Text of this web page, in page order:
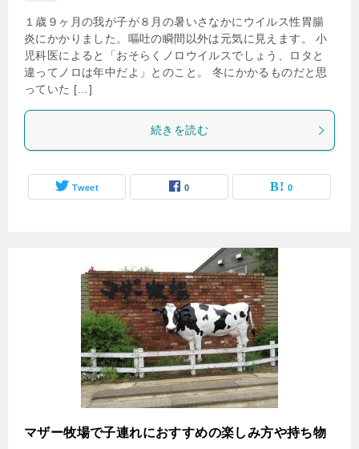
１歳９ヶ月の我が子が８月の暑いさなかにウイルス性胃腸
炎にかかりました。嘔吐の瞬間以外は元気に見えます。 小
児科医によると「おそらくノロウイルスでしょう、ロタと
違ってノロは年中だよ」とのこと。 冬にかかるものだと思
っていた […]
続きを読む
Tweet 0 0
マザー牧場で子連れにおすすめの楽しみ方や持ち物